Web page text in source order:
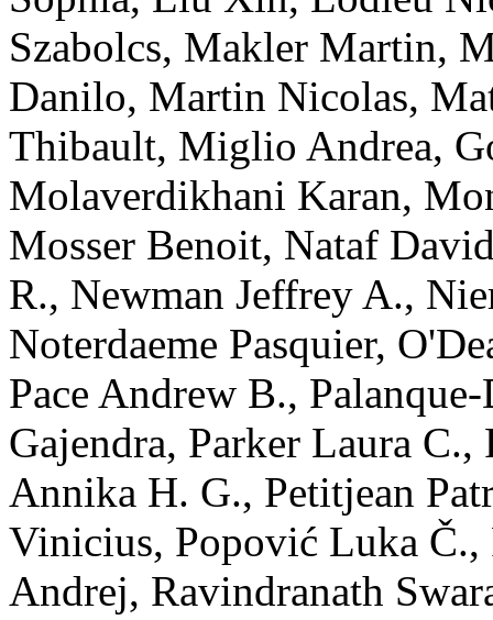
Szabolcs, Makler Martin,
Danilo, Martin Nicolas,
Thibault, Miglio Andrea,
Molaverdikhani Karan,
Mosser Benoit, Nataf
R., Newman Jeffrey A.,
Noterdaeme Pasquier,
Pace Andrew B.,
Gajendra, Parker Laura C.,
Annika H. G., Petitjean
Vinicius, Popović Luka Č.,
Andrej, Ravindranath